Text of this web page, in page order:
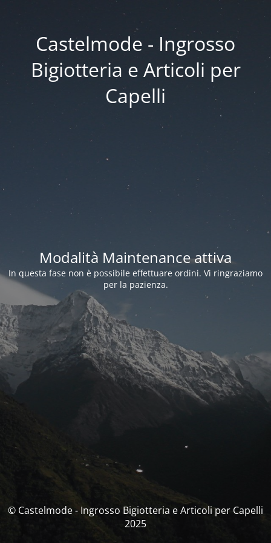
Castelmode - Ingrosso
Bigiotteria e Articoli per
Capelli
Modalità Maintenance attiva
In questa fase non è possibile effettuare ordini. Vi ringraziamo
per la pazienza.
© Castelmode - Ingrosso Bigiotteria e Articoli per Capelli
2025